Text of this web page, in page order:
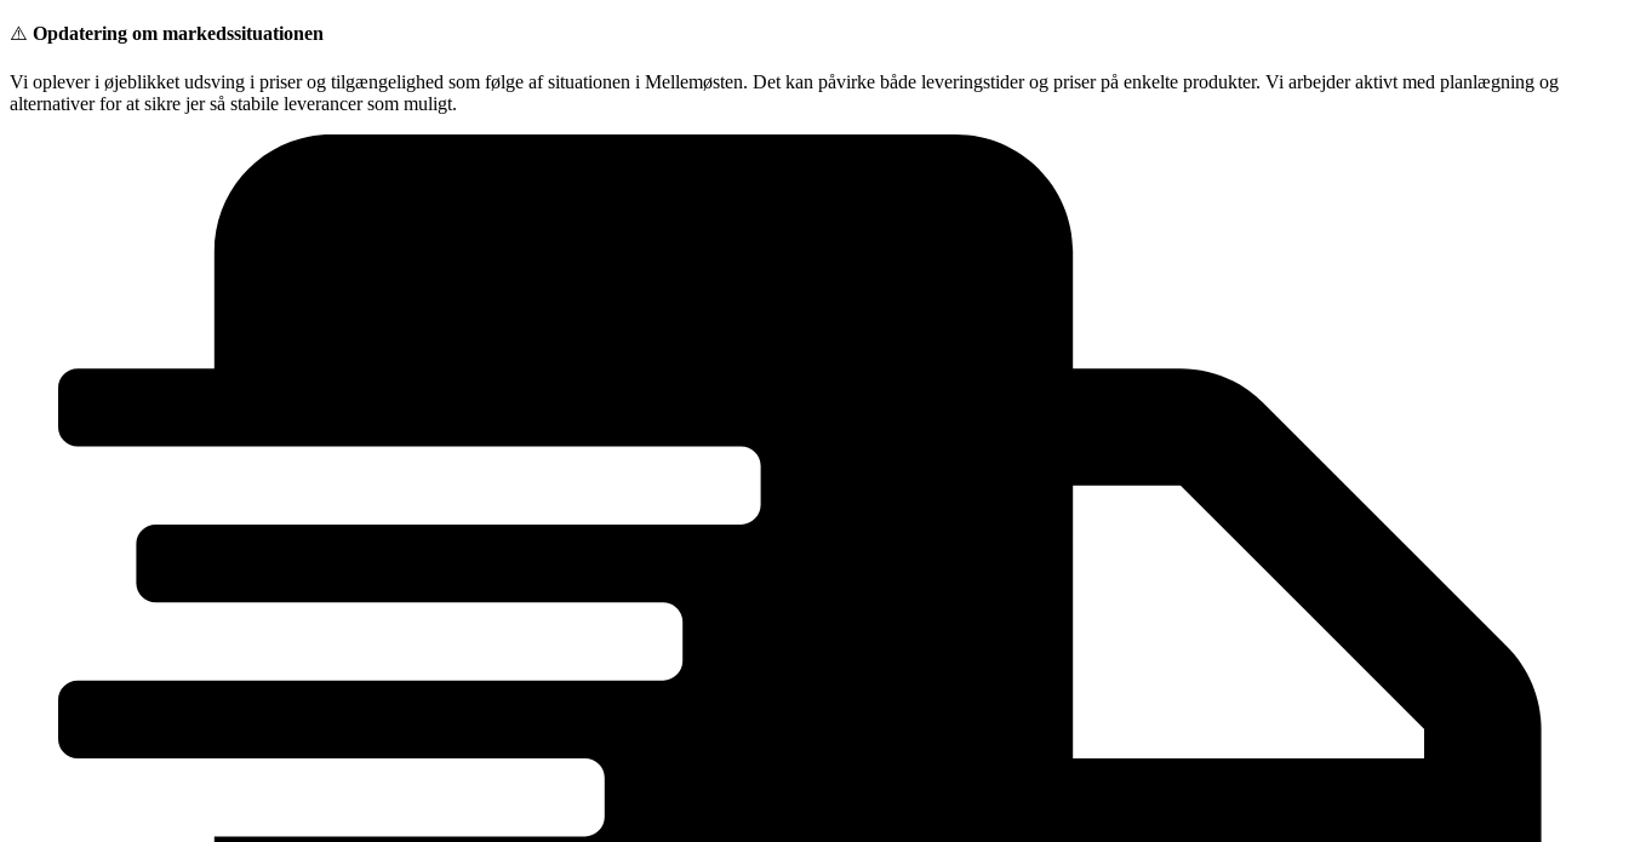
Videre
indhold
⚠️ Opdatering om markedssituationen
Vi oplever i øjeblikket udsving i priser og tilgængelighed som følge af situationen i Mellemøsten. Det kan påvirke både leveringstider og priser på enkelte produkter. Vi arbejder aktivt med planlægning og
alternativer for at sikre jer så stabile leverancer som muligt.